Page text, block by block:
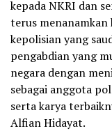
kepada NKRI dan
terus menanamkan
kepolisian yang
pengabdian yang
negara dengan
sebagai anggota
serta karya
Alfian Hidayat.